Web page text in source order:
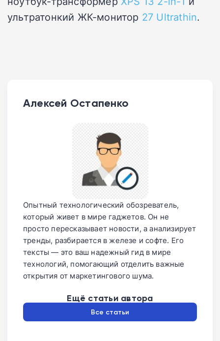
ультратонкий ЖК-монитор 27 Ultrathin.
Алексей Остапенко
Опытный технологический обозреватель,
который живет в мире гаджетов. Он не
просто пересказывает новости, а анализирует
тренды, разбирается в железе и софте. Его
тексты — это ваш надежный гид в мире
технологий, помогающий отделить важные
открытия от маркетингового шума.
Ещё статьи автора
Все статьи